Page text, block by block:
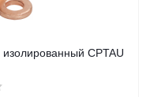
CPTAU